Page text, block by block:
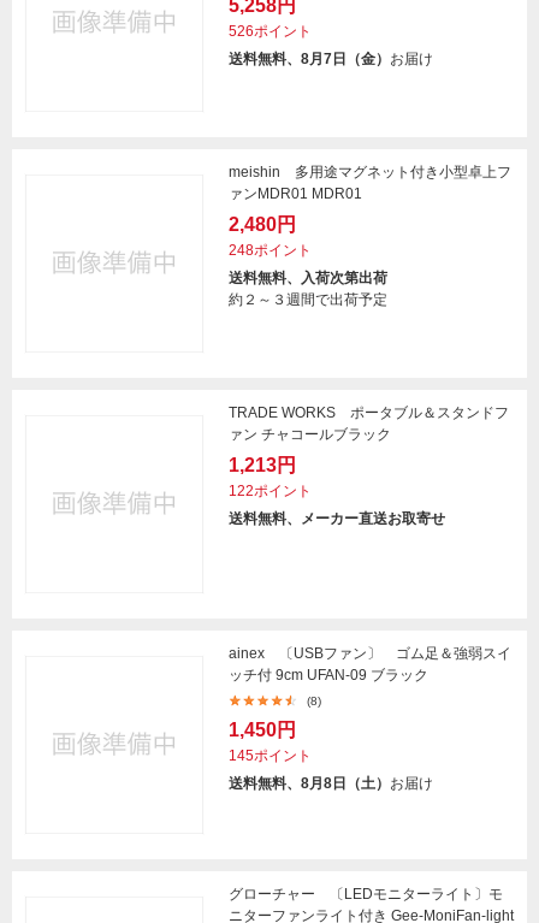
5,258円
526ポイント
送料無料、8月7日（金） お届け
meishin 多用途マグネット付き小型卓上フ
ァンMDR01 MDR01
2,480円
248ポイント
送料無料、入荷次第出荷
約２～３週間で出荷予定
TRADE WORKS ポータブル＆スタンドフ
ァン チャコールブラック
1,213円
122ポイント
送料無料、メーカー直送お取寄せ
ainex 〔USBファン〕 ゴム足＆強弱スイ
ッチ付 9cm UFAN-09 ブラック
(8)
1,450円
145ポイント
送料無料、8月8日（土） お届け
グローチャー 〔LEDモニターライト〕モ
ニターファンライト付き Gee-MoniFan-light